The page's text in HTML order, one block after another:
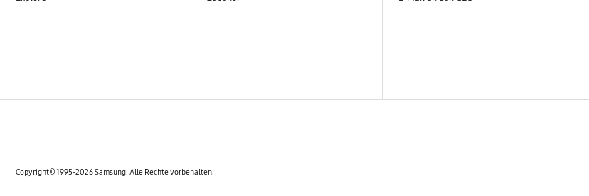
Copyright© 1995-2026 Samsung. Alle Rechte vorbehalten.